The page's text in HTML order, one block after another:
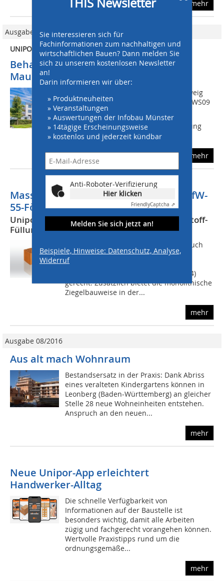
Sie interessieren sich für
Fachinformationen zum nachhaltigen und
wirtschaftlichen Bauen? Dann melden Sie
sich zu unserem kostenlosen Newsletter
an!
Darin informieren wir über:
» Produktneuheiten
» Veranstaltungen
» Auswertungen der Infobau Münster
» 14tägige Erscheinungsweise
» kostenlos und jederzeit kündbar
Anti-Roboter-Verifizierung
Hier klicken
FriendlyCaptcha ⇗
Melden Sie sich jetzt an!
Beispiele, Hinweise: Datenschutz, Analyse,
Widerruf
mehr
Ausgabe 01/2015
UNIPOR-ZIEGEL-GRUPPE
Behaglich wohnen mit gefüllten
Mauerziegeln
Dipl.-Ing. Hans-Gerd Heye, Braunschweig
Die eingesetzten Mauerziegel Unipor WS09
Coriso und Unipor WS10 Coriso mit
mineralischer Coriso-Dämmstoff-Füllung
verknüpfen durch moderne...
mehr
Massiver W09-Mauerziegel erreicht KfW-
55-Förderstandard
Unipor-Ziegel: Gute Figur auch ohne Dämmstoff-
Füllung
Damit wird der Unipor-Mauerziegel auch
ohne Dämmstoff-Füllung den
Anforderungen der kommenden
Energieeinsparverordnung (EnEV 2014)
gerecht. Zusätzlich bietet die monolithische
Ziegelbauweise in der...
mehr
Ausgabe 08/2016
Aus alt mach Wohnraum
Bestandsersatz in der Praxis: Dank Abriss
eines veralteten Kindergartens können in
Leonberg (Baden-Württemberg) an gleicher
Stelle 28 neue Wohneinheiten entstehen.
Anspruch an den neuen...
mehr
Neue Unipor-App erleichtert
Handwerker-Alltag
Die schnelle Verfügbarkeit von
Informationen auf der Baustelle ist
besonders wichtig, damit alle Arbeiten
zügig und fachgerecht vorangehen können.
Wertvolle Praxistipps rund um die
ordnungsgemäße...
mehr